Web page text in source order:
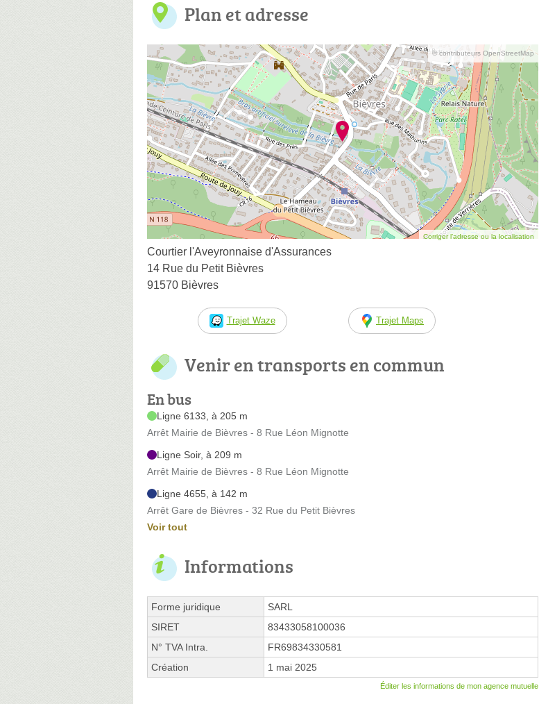
Plan et adresse
© contributeurs OpenStreetMap
Corriger l’adresse ou la localisation
Courtier l'Aveyronnaise d'Assurances
14 Rue du Petit Bièvres
91570 Bièvres
Trajet Waze Trajet Maps
Venir en transports en commun
En bus
Ligne 6133, à 205 m
Arrêt Mairie de Bièvres - 8 Rue Léon Mignotte
Ligne Soir, à 209 m
Arrêt Mairie de Bièvres - 8 Rue Léon Mignotte
Ligne 4655, à 142 m
Arrêt Gare de Bièvres - 32 Rue du Petit Bièvres
Voir tout
Informations
Forme juridique
SARL
SIRET
83433058100036
N° TVA Intra.
FR69834330581
Création
1 mai 2025
Éditer les informations de mon agence mutuelle